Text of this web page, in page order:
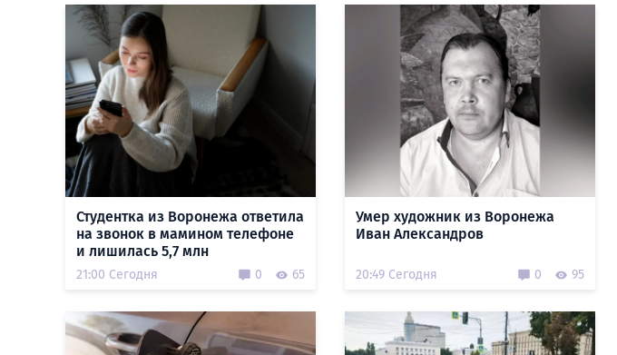
Студентка из Воронежа ответила
на звонок в мамином телефоне
и лишилась 5,7 млн
21:00 Сегодня 0 65
Умер художник из Воронежа
Иван Александров
20:49 Сегодня 0 95